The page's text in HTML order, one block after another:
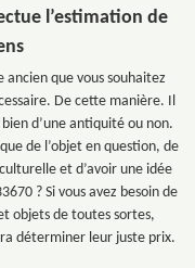
l’estimation de
ancien que vous souhaitez
De cette manière. Il
d’une antiquité ou non.
de l’objet en question, de
et d’avoir une idée
? Si vous avez besoin de
objets de toutes sortes,
déterminer leur juste prix.